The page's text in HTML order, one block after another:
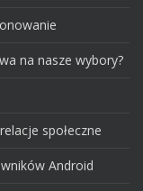
na nasze wybory?
społeczne
Android